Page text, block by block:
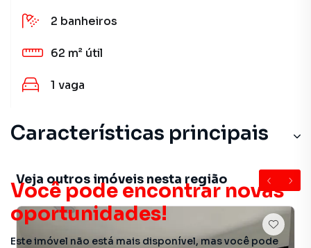
Você pode encontrar novas
oportunidades!
Este imóvel não está mais disponível, mas você pode
2 banheiros
62 m² útil
1 vaga
Características principais
Veja outros imóveis nesta região